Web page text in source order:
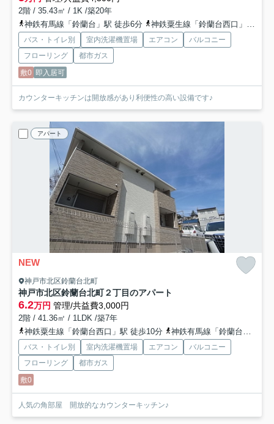
2階 / 35.43㎡ / 1K /築20年
神鉄有馬線「鈴蘭台」駅 徒歩6分
神鉄粟生線「鈴蘭台西口」駅 徒歩16分
バス・トイレ別 室内洗濯機置場 エアコン
バルコニー
フローリング
都市ガス
敷0 即入居可
カウンターキッチンは開放感があり利便性の高い設備です♪
アパート
NEW
神戸市北区鈴蘭台北町
神戸市北区鈴蘭台北町２丁目のアパート
6.2万円 管理/共益費3,000円
2階 / 41.36㎡ / 1LDK /築7年
神鉄粟生線「鈴蘭台西口」駅 徒歩10分
神鉄有馬線「鈴蘭台」駅 徒歩10分
バス・トイレ別 室内洗濯機置場 エアコン
バルコニー
フローリング
都市ガス
敷0
人気の角部屋 開放的なカウンターキッチン♪